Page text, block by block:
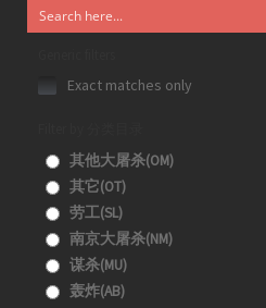
Exact matches only
其他大屠杀(OM)
其它(OT)
劳工(SL)
南京大屠杀(NM)
谋杀(MU)
轰炸(AB)